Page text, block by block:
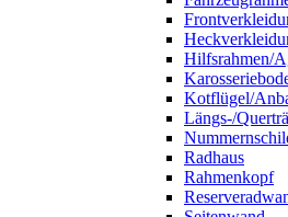
Hilfsrahmen/
Kotflügel/
Längs-/
Radhaus
Rahmenkopf